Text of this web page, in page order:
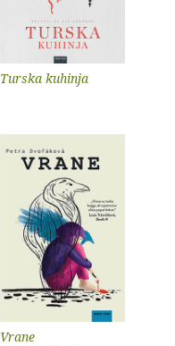
Turska kuhinja
Vrane